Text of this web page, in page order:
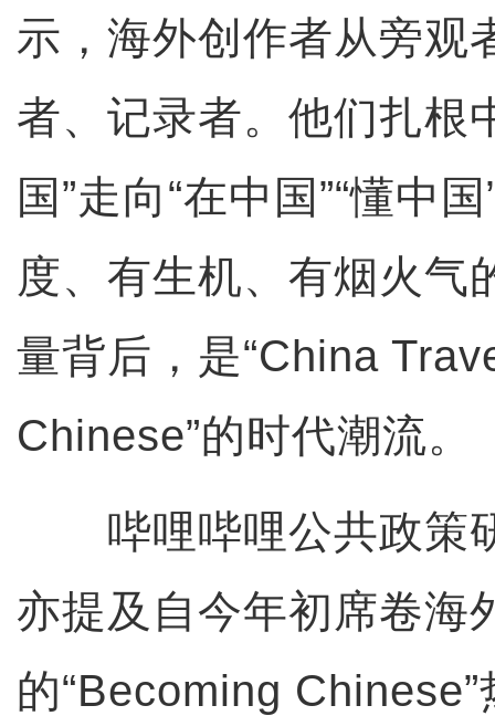
示，海外创作者从旁观
者、记录者。他们扎根
国”走向“在中国”“懂中
度、有生机、有烟火气
量背后，是“China
Chinese”的时代潮流。
哔哩哔哩公共政策
亦提及自今年初席卷海
的“Becoming